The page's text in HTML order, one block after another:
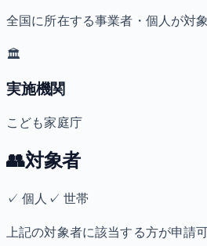
全国に所在する事業者・個人が対象
🏛️
実施機関
こども家庭庁
👥対象者
✓個人 ✓ 世帯
上記の対象者に該当する方が申請